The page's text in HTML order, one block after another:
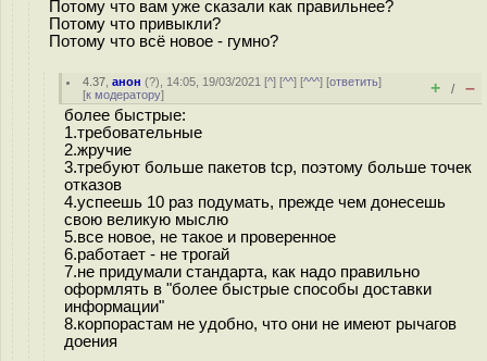
Потому что вам уже сказали как правильнее?
Потому что привыкли?
Потому что всё новое - гумно?
4.37 ,анон (?), 14:05, 19/03/2021 [^] [^^] [^^^] [ответить]
[к модератору] + / –
более быстрые:
1.требовательные
2.жручие
3.требуют больше пакетов tcp, поэтому больше точек
отказов
4.успеешь 10 раз подумать, прежде чем донесешь
свою великую мыслю
5.все новое, не такое и проверенное
6.работает - не трогай
7.не придумали стандарта, как надо правильно
оформлять в "более быстрые способы доставки
информации"
8.корпорастам не удобно, что они не имеют рычагов
доения